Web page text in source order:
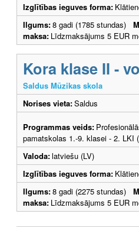
Izglītības ieguves forma:
Ilgums:8 gadi (1785 stundas)
maksa: Līdzmaksājums 5 EUR
Kora klase II -
Saldus Mūzikas skola
Norises vieta:Saldus
Programmas veids:
pamatskolas 1.-9. klasei - 2. LKI
Valoda:latviešu (LV)
Izglītības ieguves forma:
Ilgums:8 gadi (2275 stundas)
maksa: Līdzmaksājums 5 EUR